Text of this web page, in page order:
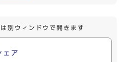
別ウィンドウで開きます
ア